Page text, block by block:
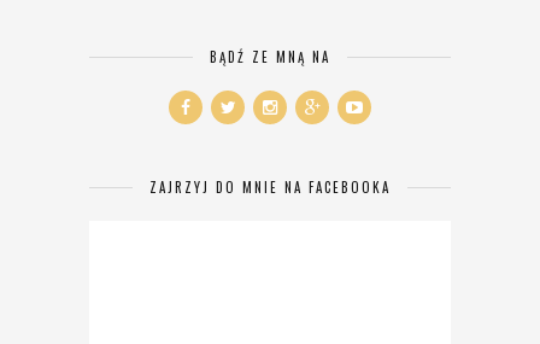
BĄDŹ ZE MNĄ NA
ZAJRZYJ DO MNIE NA FACEBOOKA